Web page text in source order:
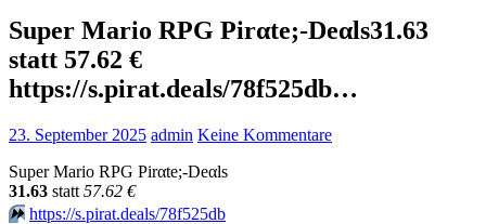
Super Mario RPG Pirαtе;-Dеαls31.63
statt 57.62 €
https://s.pirat.deals/78f525db…
23. September 2025 admin Keine Kommentare
Super Mario RPG Pirαtе;-Dеαls
31.63 statt 57.62 €
⏩️ https://s.pirat.deals/78f525db